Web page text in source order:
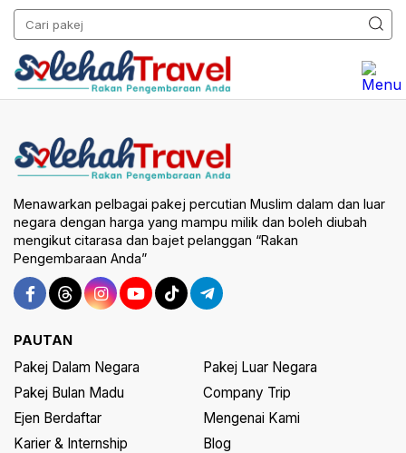
Menawarkan pelbagai pakej percutian Muslim dalam dan luar
negara dengan harga yang mampu milik dan boleh diubah
mengikut citarasa dan bajet pelanggan “Rakan
Pengembaraan Anda”
PAUTAN
Pakej Dalam Negara
Pakej Luar Negara
Pakej Bulan Madu
Company Trip
Ejen Berdaftar
Mengenai Kami
Karier & Internship
Blog